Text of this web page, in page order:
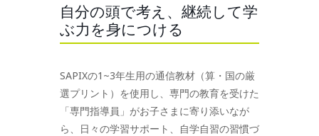
自分の頭で考え、継続して学
ぶ力を身につける
SAPIXの1~3年生用の通信教材（算・国の厳
選プリント）を使用し、専門の教育を受けた
「専門指導員」がお子さまに寄り添いなが
ら、日々の学習サポート、自学自習の習慣づ